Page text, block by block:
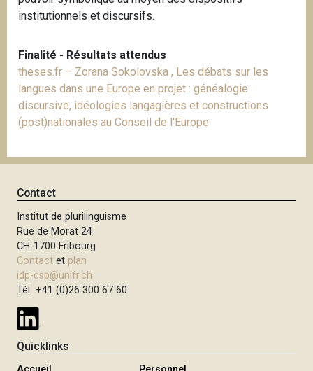
institutionnels et discursifs.
Finalité - Résultats attendus
theses.fr – Zorana Sokolovska , Les débats sur les
langues dans une Europe en projet : généalogie
discursive, idéologies langagières et constructions
(post)nationales au Conseil de l'Europe
Contact
Institut de plurilinguisme
Rue de Morat 24
CH-1700 Fribourg
Contact et plan
idp-csp@unifr.ch
Tél +41 (0)26 300 67 60
Quicklinks